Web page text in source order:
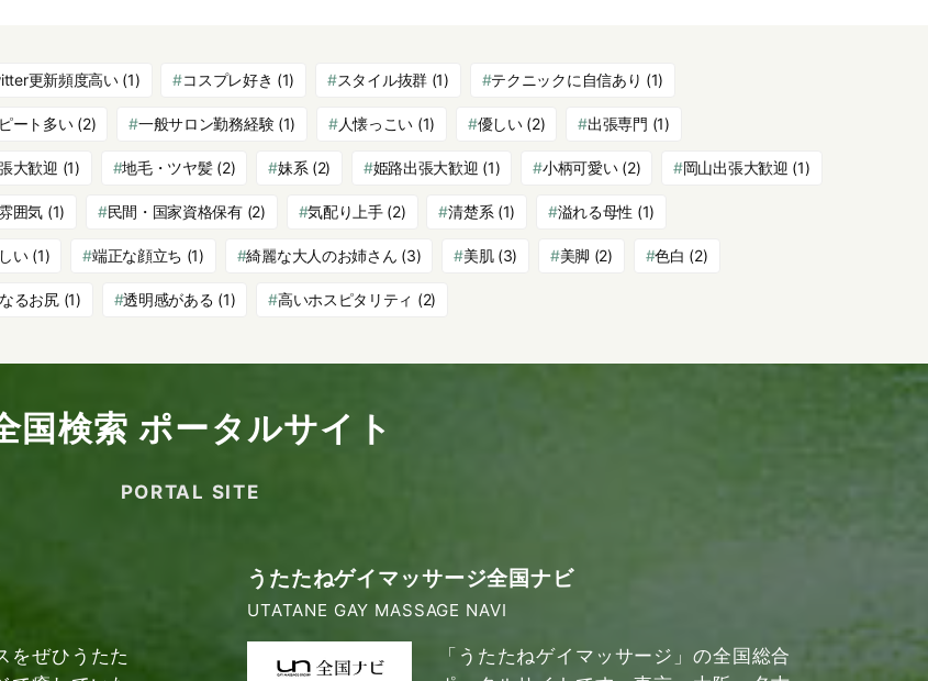
更新頻度高い(1) コスプレ好き (1) スタイル抜群(1) テクニックに自信あり (1)
ート多い(2) 一般サロン勤務経験(1) 人懐っこい (1) 優しい(2) 出張専門 (1)
大歓迎 (1) 地毛・ツヤ髪(2) 妹系 (2) 姫路出張大歓迎 (1) 小柄可愛い(2) 岡山出張大歓迎 (1)
囲気 (1) 民間・国家資格保有(2) 気配り上手(2) 清楚系 (1) 溢れる母性 (1)
い(1) 端正な顔立ち (1) 綺麗な大人のお姉さん (3) 美肌(3) 美脚 (2) 色白 (2)
るお尻(1) 透明感がある (1) 高いホスピタリティ (2)
国検索 ポータルサイト
PORTAL SITE
をぜひうたた
うたたねゲイマッサージ全国ナビ
UTATANE GAY MASSAGE NAVI
「うたたねゲイマッサージ」の全国総合